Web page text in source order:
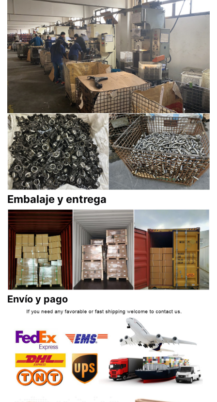
Embalaje y entrega
Envío y pago